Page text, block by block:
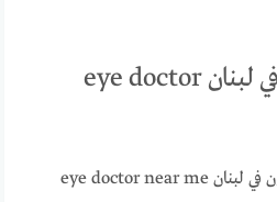
أفضل أطباء العيون في لبنان eye doctor
بصفة عامة أفضل أطباء العيون في لبنان eye doctor near me